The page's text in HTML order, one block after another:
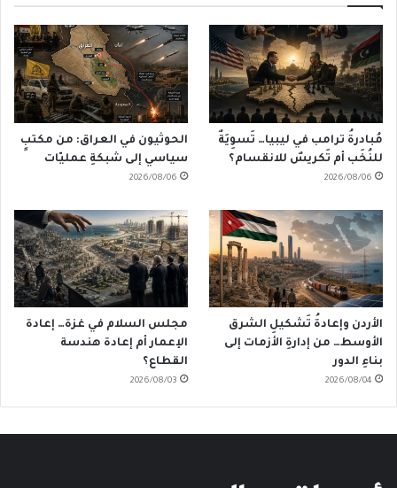
مُبادرةُ ترامب في ليبيا… تَسوِيَةٌ
للنُخَب أم تَكريسٌ للانقسام؟
2026/08/06
الحوثيون في العراق: من مكتبٍ
سياسي إلى شبكةِ عمليّات
2026/08/06
الأردن وإعادةُ تَشكيلِ الشرق
الأوسط… من إدارةِ الأزمات إلى
بناءِ الدور
2026/08/04
مجلس السلام في غزة… إعادة
الإعمار أم إعادة هندسة
القطاع؟
2026/08/03